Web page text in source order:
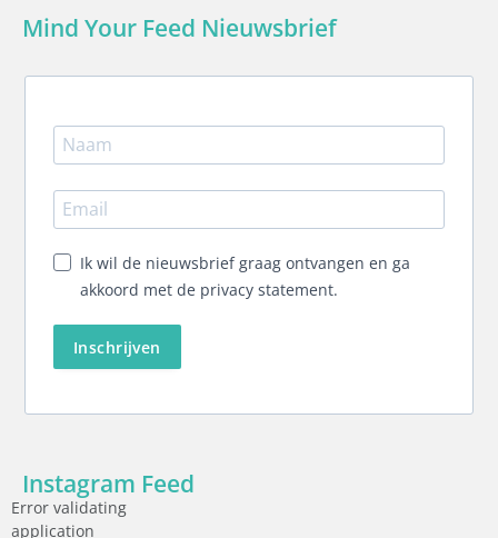
Mind Your Feed Nieuwsbrief
Ik wil de nieuwsbrief graag ontvangen en ga
akkoord met de privacy statement.
Inschrijven
Instagram Feed
Error validating
application